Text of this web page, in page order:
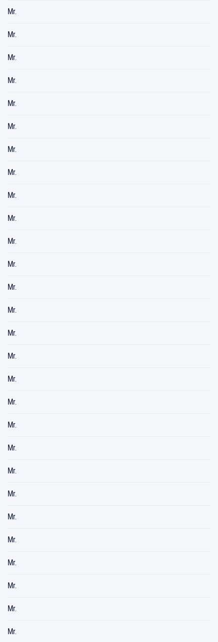
Mr.
Mr.
Mr.
Mr.
Mr.
Mr.
Mr.
Mr.
Mr.
Mr.
Mr.
Mr.
Mr.
Mr.
Mr.
Mr.
Mr.
Mr.
Mr.
Mr.
Mr.
Mr.
Mr.
Mr.
Mr.
Mr.
Mr.
Mr.